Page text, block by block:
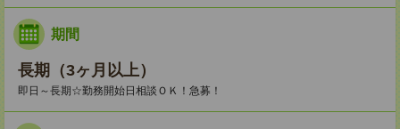
期間
長期（3ヶ月以上）
即日～長期☆勤務開始日相談ＯＫ！急募！